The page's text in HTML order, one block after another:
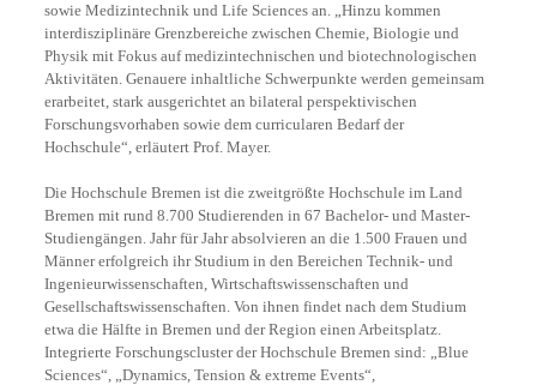
sowie Medizintechnik und Life Sciences an. „Hinzu kommen
interdisziplinäre Grenzbereiche zwischen Chemie, Biologie und
Physik mit Fokus auf medizintechnischen und biotechnologischen
Aktivitäten. Genauere inhaltliche Schwerpunkte werden gemeinsam
erarbeitet, stark ausgerichtet an bilateral perspektivischen
Forschungsvorhaben sowie dem curricularen Bedarf der
Hochschule“, erläutert Prof. Mayer.
Die Hochschule Bremen ist die zweitgrößte Hochschule im Land
Bremen mit rund 8.700 Studierenden in 67 Bachelor- und Master-
Studiengängen. Jahr für Jahr absolvieren an die 1.500 Frauen und
Männer erfolgreich ihr Studium in den Bereichen Technik- und
Ingenieurwissenschaften, Wirtschaftswissenschaften und
Gesellschaftswissenschaften. Von ihnen findet nach dem Studium
etwa die Hälfte in Bremen und der Region einen Arbeitsplatz.
Integrierte Forschungscluster der Hochschule Bremen sind: „Blue
Sciences“, „Dynamics, Tension & extreme Events“,